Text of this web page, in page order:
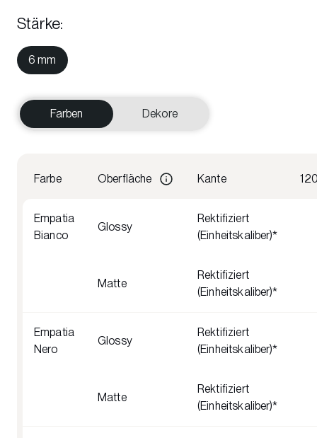
Stärke:
6 mm
Farben Dekore
Farbe Oberfläche Kante
Empatia
Bianco
Glossy
Rektifiziert
(Einheitskaliber)*
Matte
Rektifiziert
(Einheitskaliber)*
Empatia
Nero
Glossy
Rektifiziert
(Einheitskaliber)*
Matte
Rektifiziert
(Einheitskaliber)*